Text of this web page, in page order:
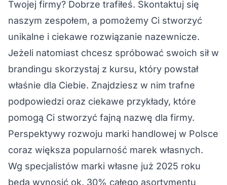
Twojej firmy? Dobrze trafiłeś. Skontaktuj się
naszym zespołem, a pomożemy Ci stworzyć
unikalne i ciekawe rozwiązanie nazewnicze.
Jeżeli natomiast chcesz spróbować swoich sił w
brandingu skorzystaj z kursu, który powstał
właśnie dla Ciebie. Znajdziesz w nim trafne
podpowiedzi oraz ciekawe przykłady, które
pomogą Ci stworzyć fajną nazwę dla firmy.
Perspektywy rozwoju marki handlowej w Polsce
coraz większa popularność marek własnych.
Wg specjalistów marki własne już 2025 roku
będą wynosić ok. 30% całego asortymentu